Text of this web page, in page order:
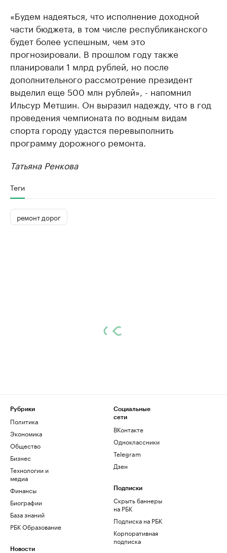
«Будем надеяться, что исполнение доходной
части бюджета, в том числе республиканского
будет более успешным, чем это
прогнозировали. В прошлом году также
планировали 1 млрд рублей, но после
дополнительного рассмотрение президент
выделил еще 500 млн рублей», - напомнил
Ильсур Метшин. Он выразил надежду, что в год
проведения чемпионата по водным видам
спорта городу удастся перевыполнить
программу дорожного ремонта.
Татьяна Ренкова
Теги
ремонт дорог
Рубрики
Политика
Экономика
Общество
Бизнес
Технологии и
медиа
Финансы
Биографии
База знаний
РБК Образование
Новости
Социальные
сети
ВКонтакте
Одноклассники
Telegram
Дзен
Подписки
Скрыть баннеры
на РБК
Подписка на РБК
Корпоративная
подписка